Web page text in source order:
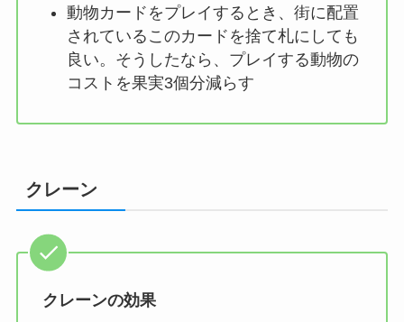
動物カードをプレイするとき、街に配置
されているこのカードを捨て札にしても
良い。そうしたなら、プレイする動物の
コストを果実3個分減らす
クレーン
クレーンの効果